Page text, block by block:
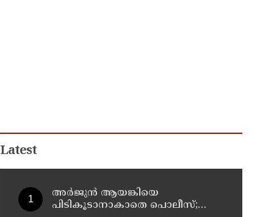
Latest
അർജുൻ ആയങ്കിയെ
പിടികൂടാനാകാതെ പൊലീസ്;